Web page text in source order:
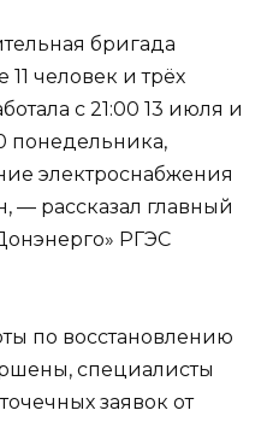
бригада
11 человек и трёх
с 21:00 13 июля и
понедельника,
электроснабжения
— рассказал главный
РГЭС
по восстановлению
специалисты
заявок от